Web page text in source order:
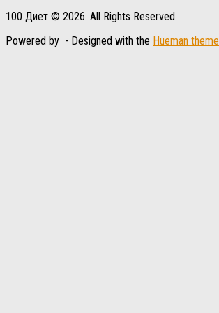
100 Диет © 2026. All Rights Reserved.
Powered by - Designed with the Hueman theme